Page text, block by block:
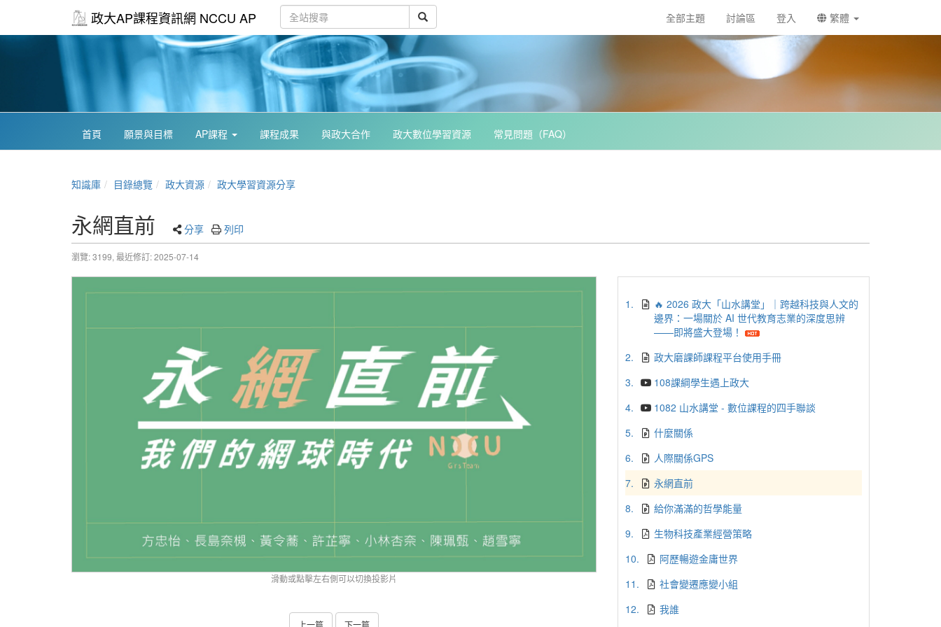
政大AP課程資訊網 NCCU AP 全部主題 討論區 登入 繁體
首頁 願景與目標 AP課程 課程成果 與政大合作 政大數位學習資源 常見問題（FAQ）
知識庫 目錄總覽 政大資源 政大學習資源分享
永網直前 分享 列印
瀏覽: 3199, 最近修訂: 2025-07-14
滑動或點擊左右側可以切換投影片
上一篇 下一篇
1.
🔥 2026 政大「山水講堂」｜跨越科技與人文的
邊界：一場關於 AI 世代教育志業的深度思辨
——即將盛大登場！
2.
政大磨課師課程平台使用手冊
3.
108課綱學生遇上政大
4.
1082 山水講堂 - 數位課程的四手聯談
5.
什麼關係
6.
人際關係GPS
7.
永網直前
8.
給你滿滿的哲學能量
9.
生物科技產業經營策略
10.
阿歷暢遊金庸世界
11.
社會變遷應變小組
12.
我誰